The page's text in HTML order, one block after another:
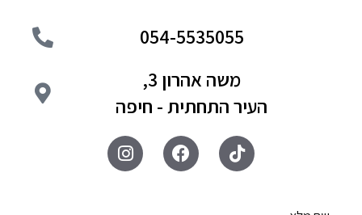
054-5535055
משה אהרון 3,
העיר התחתית - חיפה